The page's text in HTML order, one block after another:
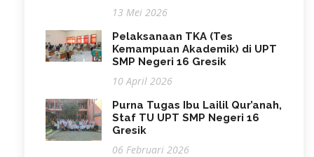
13 Mei 2026
Pelaksanaan TKA (Tes
Kemampuan Akademik) di UPT
SMP Negeri 16 Gresik
10 April 2026
Purna Tugas Ibu Lailil Qur’anah,
Staf TU UPT SMP Negeri 16
Gresik
06 Februari 2026